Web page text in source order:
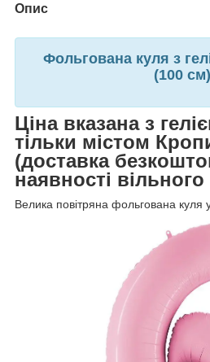
Опис
Фольгована куля з
(100 см)
Ціна вказана з
тільки містом
(доставка
наявності вільного
Велика повітряна фольгована